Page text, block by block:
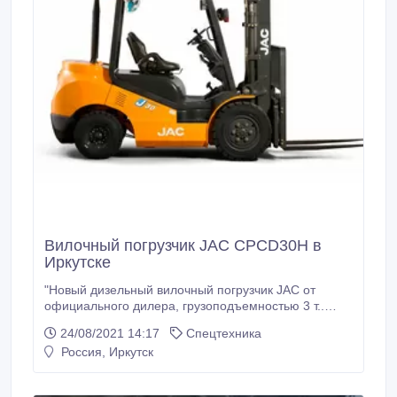
Вилочный погрузчик JAC CPCD30H в
Иркутске
"Новый дизельный вилочный погрузчик JAC от
официального дилера, грузоподъемностью 3 т..
Тип двигателя: Дизельный Высота подъема: 3000
мм Марка двигателя: Двигатели марок IZUZU,
24/08/2021 14:17
Спецтехника
Россия, Иркутск